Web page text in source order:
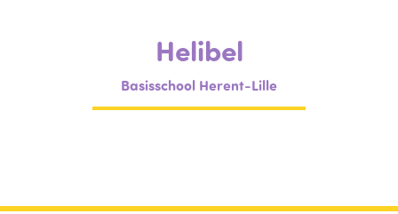
Helibel
Basisschool Herent-Lille